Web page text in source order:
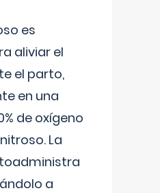
es
aliviar el
el parto,
en una
de oxígeno
La
a